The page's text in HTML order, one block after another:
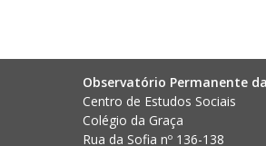
Observatório Permanente
Centro de Estudos Sociais
Colégio da Graça
Rua da Sofia nº 136-138